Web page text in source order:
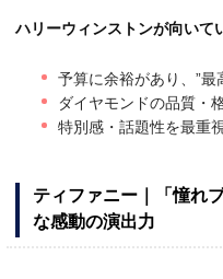
ハリーウィンストンが向いて
予算に余裕があり、”最
ダイヤモンドの品質・
特別感・話題性を最重
ティファニー｜「憧れ
な感動の演出力